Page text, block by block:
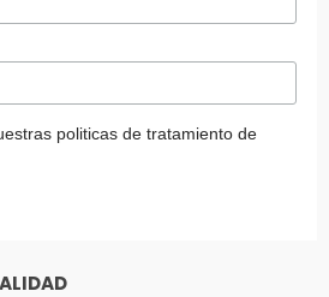
politicas de tratamiento de